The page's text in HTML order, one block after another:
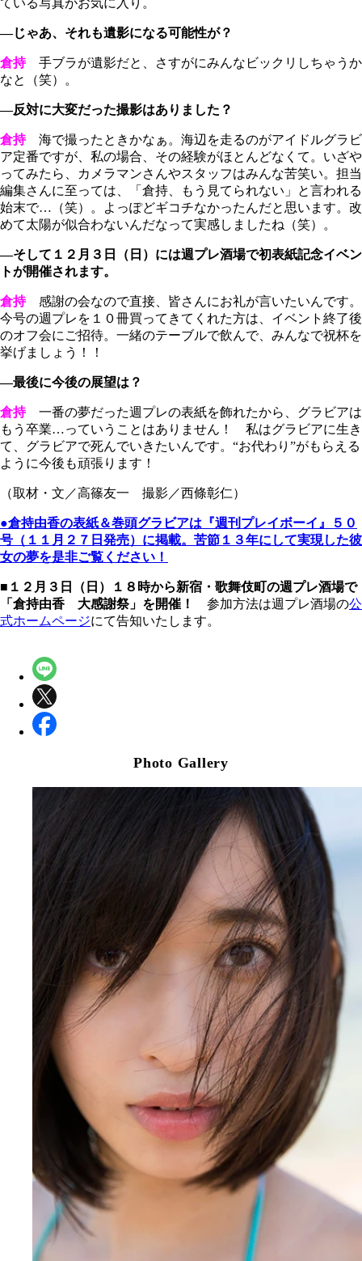
―じゃあ、それも遺影になる可能性が？
倉持手ブラが遺影だと、さすがにみんなビックリしちゃうか
なと（笑）。
―反対に大変だった撮影はありました？
倉持
海で撮ったときかなぁ。海辺を走るのがアイドルグラビ
ア定番ですが、私の場合、その経験がほとんどなくて。いざや
ってみたら、カメラマンさんやスタッフはみんな苦笑い。担当
編集さんに至っては、「倉持、もう見てられない」と言われる
始末で…（笑）。よっぽどギコチなかったんだと思います。改
めて太陽が似合わないんだなって実感しましたね（笑）。
―そして１２月３日（日）には週プレ酒場で初表紙記念イベン
トが開催されます。
倉持
感謝の会なので直接、皆さんにお礼が言いたいんです。
今号の週プレを１０冊買ってきてくれた方は、イベント終了後
のオフ会にご招待。一緒のテーブルで飲んで、みんなで祝杯を
挙げましょう！！
―最後に今後の展望は？
倉持一番の夢だった週プレの表紙を飾れたから、グラビアは
もう卒業…っていうことはありません！ 私はグラビアに生き
て、グラビアで死んでいきたいんです。“お代わり”がもらえる
ように今後も頑張ります！
（取材・文／高篠友一 撮影／西條彰仁）
●倉持由香の表紙＆巻頭グラビアは『週刊プレイボーイ』５０
号（１１月２７日発売）に掲載。苦節１３年にして実現した彼
女の夢を是非ご覧ください！
■１２月３日（日）１８時から新宿・歌舞伎町の週プレ酒場で
「倉持由香 大感謝祭」を開催！ 参加方法は週プレ酒場の公
式ホームページにて告知いたします。
Photo Gallery